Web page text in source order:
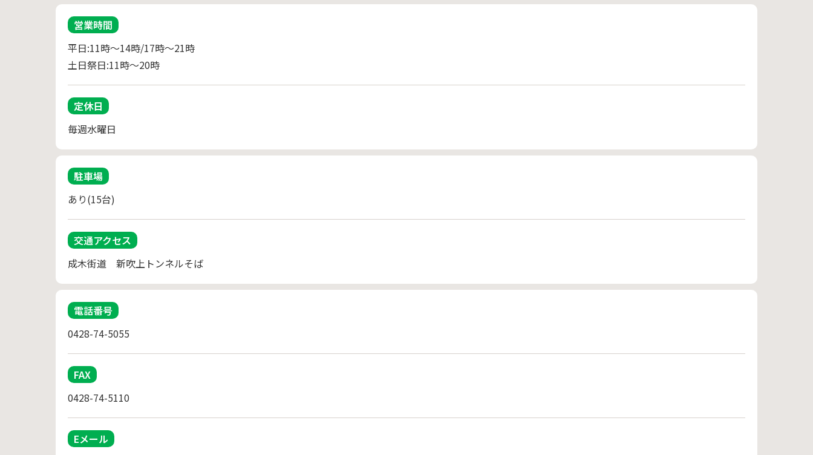
営業時間
平日:11時～14時/17時～21時
土日祭日:11時～20時
定休日
毎週水曜日
駐車場
あり(15台)
交通アクセス
成木街道　新吹上トンネルそば
電話番号
0428-74-5055
FAX
0428-74-5110
Eメール